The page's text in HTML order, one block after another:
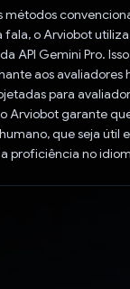
o Arviobot utiliza
API Gemini Pro.
aos avaliadores
para
Arviobot garante
que seja útil
proficiência no